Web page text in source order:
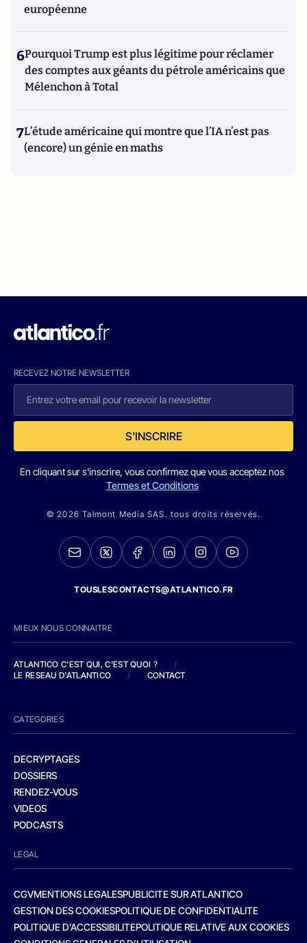
européenne
6Pourquoi Trump est plus légitime pour réclamer
des comptes aux géants du pétrole américains que
Mélenchon à Total
7L’étude américaine qui montre que l’IA n’est pas
(encore) un génie en maths
RECEVEZ NOTRE NEWSLETTER
S'INSCRIRE
En cliquant sur s'inscrire, vous confirmez que vous acceptez nos
Termes et Conditions
© 2026 Talmont Media SAS. tous droits réservés.
TOUSLESCONTACTS@ATLANTICO.FR
MIEUX NOUS CONNAITRE
ATLANTICO C'EST QUI, C'EST QUOI ?
/
LE RESEAU D'ATLANTICO
/ CONTACT
CATEGORIES
DECRYPTAGES
DOSSIERS
RENDEZ-VOUS
VIDEOS
PODCASTS
LEGAL
CGVMENTIONS LEGALESPUBLICITE SUR ATLANTICO
GESTION DES COOKIESPOLITIQUE DE CONFIDENTIALITE
POLITIQUE D’ACCESSIBILITEPOLITIQUE RELATIVE AUX COOKIES